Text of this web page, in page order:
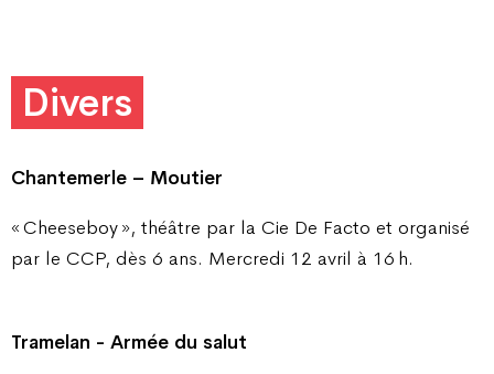
Divers
Chantemerle – Moutier
« Cheeseboy », théâtre par la Cie De Facto et organisé
par le CCP, dès 6 ans. Mercredi 12 avril à 16 h.
Tramelan - Armée du salut